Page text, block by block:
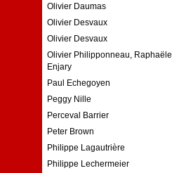
Olivier Daumas
Olivier Desvaux
Olivier Desvaux
Olivier Philipponneau, Raphaële
Enjary
Paul Echegoyen
Peggy Nille
Perceval Barrier
Peter Brown
Philippe Lagautrière
Philippe Lechermeier